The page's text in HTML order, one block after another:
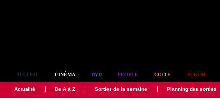
ACCUEIL CINÉMA DVD PEOPLE CULTE FORUM
Actualité De A à Z Sorties de la semaine Planning des sorties